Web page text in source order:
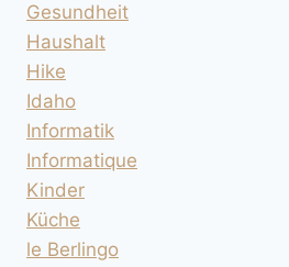
Gesundheit
Haushalt
Hike
Idaho
Informatik
Informatique
Kinder
Küche
le Berlingo